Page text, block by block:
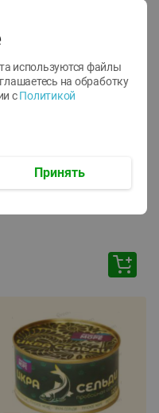
ТОФУ Vegetus ТВЕРДЫЙ
используются файлы
на обработку
с Политикой
Принять